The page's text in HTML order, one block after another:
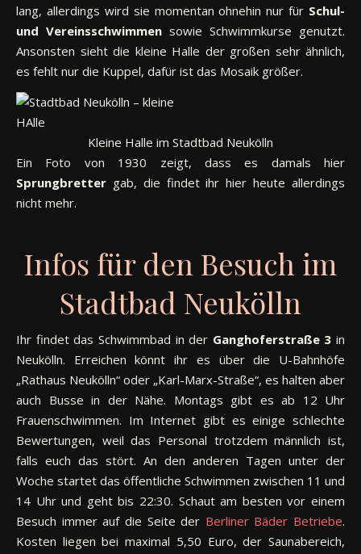
lang, allerdings wird sie momentan ohnehin nur für Schul-
und Vereinsschwimmen sowie Schwimmkurse genutzt.
Ansonsten sieht die kleine Halle der großen sehr ähnlich,
es fehlt nur die Kuppel, dafür ist das Mosaik größer.
Kleine Halle im Stadtbad Neukölln
Ein Foto von 1930 zeigt, dass es damals hier
Sprungbretter gab, die findet ihr hier heute allerdings
nicht mehr.
Infos für den Besuch im
Stadtbad Neukölln
Ihr findet das Schwimmbad in der Ganghoferstraße 3 in
Neukölln. Erreichen könnt ihr es über die U-Bahnhöfe
„Rathaus Neukölln“ oder „Karl-Marx-Straße“, es halten aber
auch Busse in der Nähe. Montags gibt es ab 12 Uhr
Frauenschwimmen. Im Internet gibt es einige schlechte
Bewertungen, weil das Personal trotzdem männlich ist,
falls euch das stört. An den anderen Tagen unter der
Woche startet das öffentliche Schwimmen zwischen 11 und
14 Uhr und geht bis 22:30. Schaut am besten vor einem
Besuch immer auf die Seite der Berliner Bäder Betriebe.
Kosten liegen bei maximal 5,50 Euro, der Saunabereich,